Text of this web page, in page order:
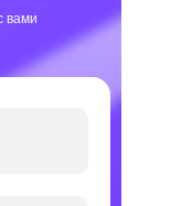
вами